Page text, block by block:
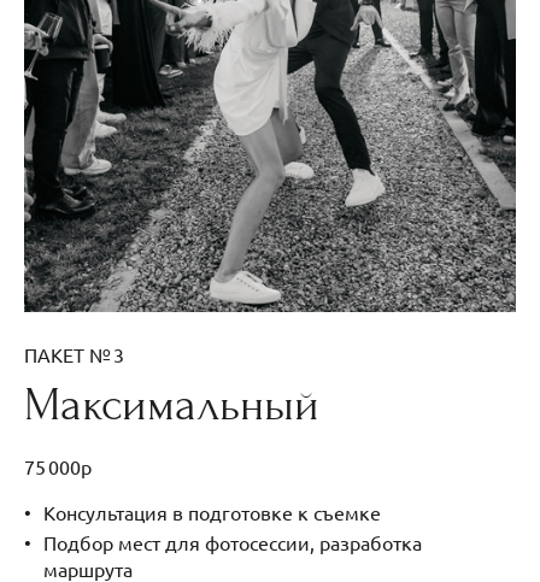
ПАКЕТ № 3
Максимальный
75 000р
Консультация в подготовке к съемке
Подбор мест для фотосессии, разработка
маршрута